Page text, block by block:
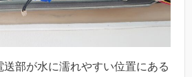
部が水に濡れやすい位置にある